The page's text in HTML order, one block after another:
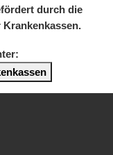
durch die